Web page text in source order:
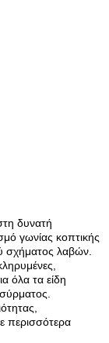
δυνατή
γωνίας κοπτικής
σχήματος λαβών.
όλα τα είδη
περισσότερα